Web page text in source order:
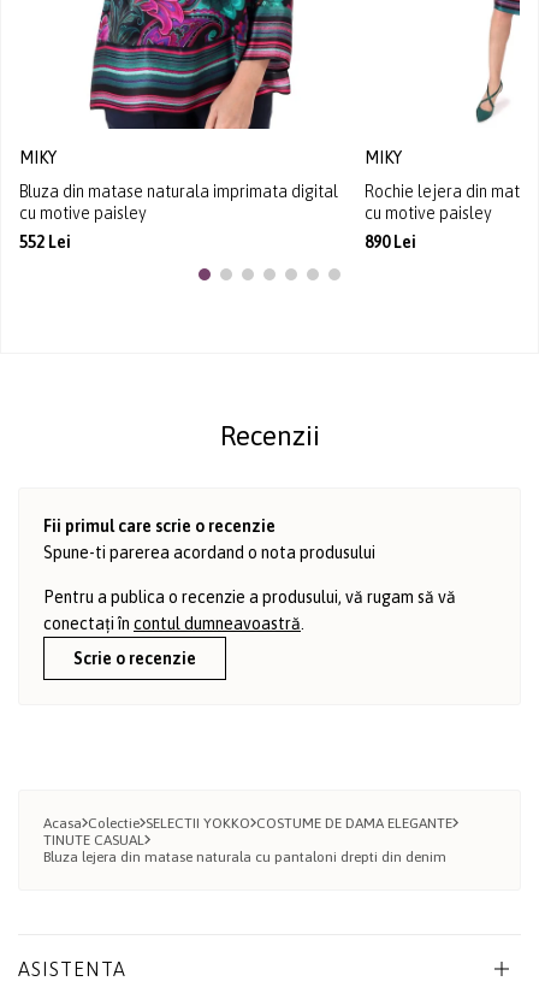
MIKY
Bluza din matase naturala imprimata digital
cu motive paisley
552 Lei
MIKY
Rochie lejera din
cu motive paisley
890 Lei
Recenzii
Fii primul care scrie o recenzie
Spune-ti parerea acordand o nota produsului
Pentru a publica o recenzie a produsului, vă rugam să vă
conectați în contul dumneavoastră.
Scrie o recenzie
Acasa Colectie SELECTII YOKKO COSTUME DE DAMA ELEGANTE
TINUTE CASUAL
Bluza lejera din matase naturala cu pantaloni drepti din denim
ASISTENTA